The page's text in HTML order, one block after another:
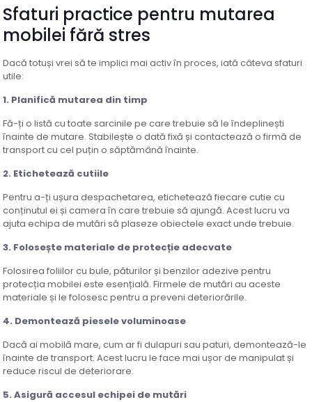
Sfaturi practice pentru mutarea
mobilei fără stres
Dacă totuși vrei să te implici mai activ în proces, iată câteva sfaturi
utile:
1. Planifică mutarea din timp
Fă-ți o listă cu toate sarcinile pe care trebuie să le îndeplinești
înainte de mutare. Stabilește o dată fixă și contactează o firmă de
transport cu cel puțin o săptămână înainte.
2. Etichetează cutiile
Pentru a-ți ușura despachetarea, etichetează fiecare cutie cu
conținutul ei și camera în care trebuie să ajungă. Acest lucru va
ajuta echipa de mutări să plaseze obiectele exact unde trebuie.
3. Folosește materiale de protecție adecvate
Folosirea foliilor cu bule, păturilor și benzilor adezive pentru
protecția mobilei este esențială. Firmele de mutări au aceste
materiale și le folosesc pentru a preveni deteriorările.
4. Demontează piesele voluminoase
Dacă ai mobilă mare, cum ar fi dulapuri sau paturi, demontează-le
înainte de transport. Acest lucru le face mai ușor de manipulat și
reduce riscul de deteriorare.
5.Asigură accesul echipei de mutări